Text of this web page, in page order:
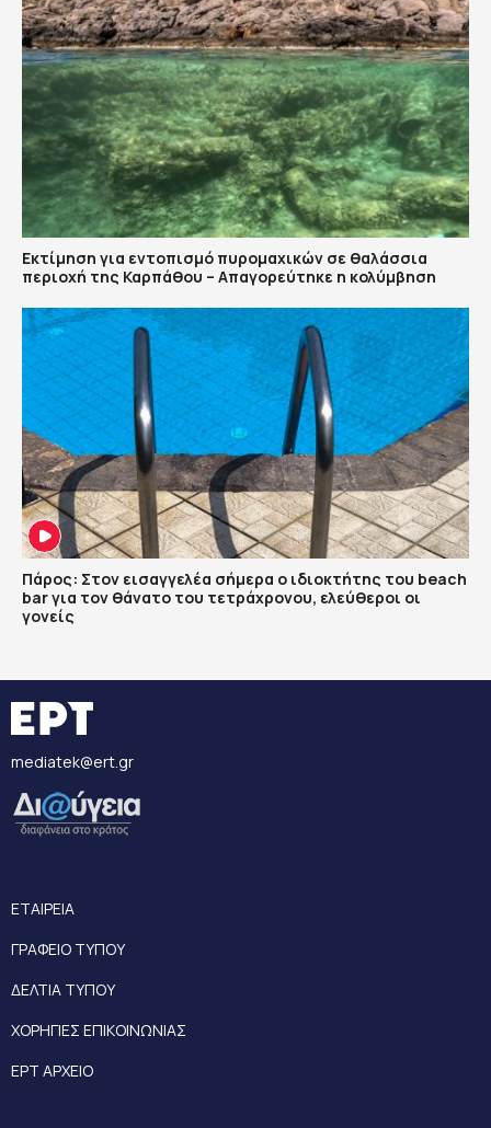
Εκτίμηση για εντοπισμό πυρομαχικών σε θαλάσσια
περιοχή της Καρπάθου – Απαγορεύτηκε η κολύμβηση
Πάρος: Στον εισαγγελέα σήμερα ο ιδιοκτήτης του beach
bar για τον θάνατο του τετράχρονου, ελεύθεροι οι
γονείς
mediatek@ert.gr
ΕΤΑΙΡΕΙΑ
ΓΡΑΦΕΙΟ ΤΥΠΟΥ
ΔΕΛΤΙΑ ΤΥΠΟΥ
ΧΟΡΗΓΙΕΣ ΕΠΙΚΟΙΝΩΝΙΑΣ
ΕΡΤ ΑΡΧΕΙΟ